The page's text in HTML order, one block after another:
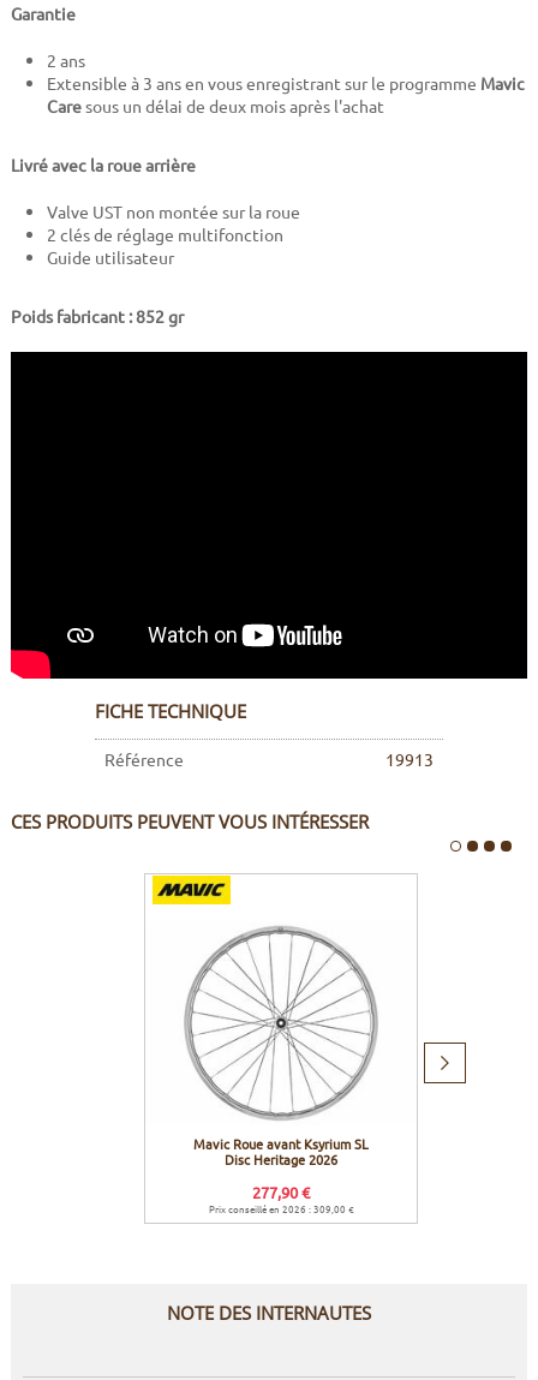
Garantie
2 ans
Extensible à 3 ans en vous enregistrant sur le programme Mavic
Caresous un délai de deux mois après l'achat
Livré avec la roue arrière
Valve UST non montée sur la roue
2 clés de réglage multifonction
Guide utilisateur
Poids fabricant : 852 gr
FICHE TECHNIQUE
Référence 19913
CES PRODUITS PEUVENT VOUS INTÉRESSER
Mavic Roue avant Ksyrium SL
Disc Heritage 2026
277,90 €
Prix conseillé en 2026 : 309,00 €
Produit
NOTE DES INTERNAUTES